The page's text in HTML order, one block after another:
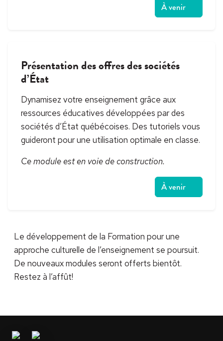
À venir
Présentation des offres des sociétés
d’État
Dynamisez votre enseignement grâce aux
ressources éducatives développées par des
sociétés d’État québécoises. Des tutoriels vous
guideront pour une utilisation optimale en classe.
Ce module est en voie de construction.
À venir
Le développement de la Formation pour une
approche culturelle de l’enseignement se poursuit.
De nouveaux modules seront offerts bientôt.
Restez à l’affût!